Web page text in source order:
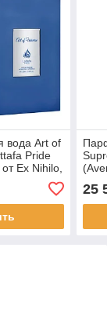
Art of
Pride
Ex Nihilo,
25